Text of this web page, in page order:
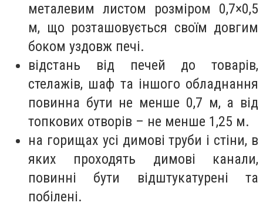
металевим листом розміром 0,7×0,5
м, що розташовується своїм довгим
боком уздовж печі.
відстань від печей до товарів,
стелажів, шаф та іншого обладнання
повинна бути не менше 0,7 м, а від
топкових отворів – не менше 1,25 м.
на горищах усі димові труби і стіни, в
яких проходять димові канали,
повинні бути відштукатурені та
побілені.